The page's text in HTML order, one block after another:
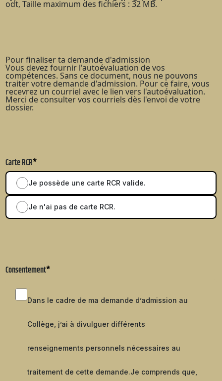
odt, Taille maximum des fichiers : 32 MB.
Pour finaliser ta demande d'admission
Vous devez fournir l'autoévaluation de vos
compétences. Sans ce document, nous ne pouvons
traiter votre demande d'admission. Pour ce faire, vous
recevrez un courriel avec le lien vers l'autoévaluation.
Merci de consulter vos courriels dès l'envoi de votre
dossier.
Carte RCR*
Je possède une carte RCR valide.
Je n'ai pas de carte RCR.
Consentement*
Dans le cadre de ma demande d’admission au
Collège, j’ai à divulguer différents
renseignements personnels nécessaires au
traitement de cette demande.Je comprends que,